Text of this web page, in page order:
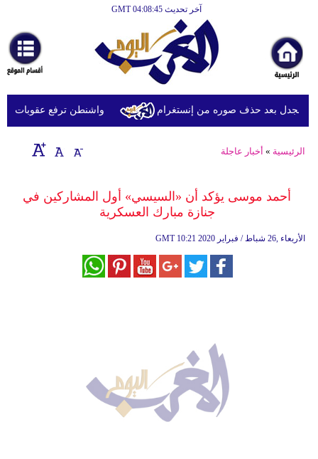
آخر تحديث GMT 04:08:45
أخبارعاجلة
رياضة
ثقافة
إقتصاد
وموسيقى
واشنطن ترفع عقوبات عن الجدل بعد حذف صوره من إنستغرام
الرئيسية » أخبار عاجلة
أحمد موسى يؤكد أن «السيسي» أول المشاركين في
جنازة مبارك العسكرية
GMT 10:21 2020 الأربعاء ,26 شباط / فبراير